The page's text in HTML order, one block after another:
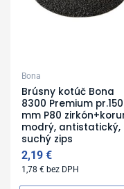
Bona
Brúsny kotúč Bona
8300 Premium
mm P80
modrý, antistatický,
suchý zips
2,19€
1,78€ bez DPH